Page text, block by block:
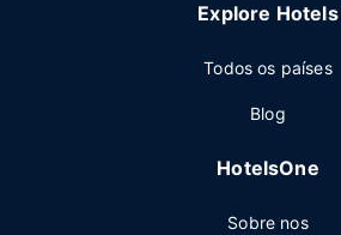
Explore Hotels
Todos os países
Blog
HotelsOne
Sobre nos